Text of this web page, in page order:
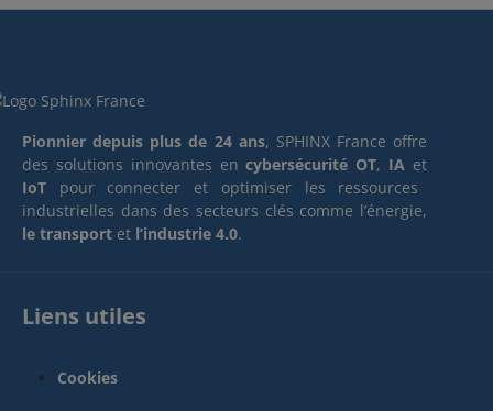
Pionnier depuis plus de 24 ans, SPHINX France offre
des solutions innovantes encybersécurité OT, IA et
IoT pour connecter et optimiser les ressources
industrielles dans des secteurs clés comme l’énergie,
le transport et l’industrie 4.0.
Liens utiles
Cookies